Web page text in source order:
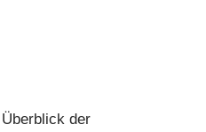
der